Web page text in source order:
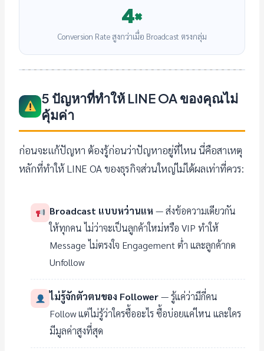
4×
Conversion Rate สูงกว่าเมื่อ Broadcast ตรงกลุ่ม
5 ปัญหาที่ทำให้ LINE OA ของคุณไม่
คุ้มค่า
ก่อนจะแก้ปัญหา ต้องรู้ก่อนว่าปัญหาอยู่ที่ไหน นี่คือสาเหตุ
หลักที่ทำให้ LINE OA ของธุรกิจส่วนใหญ่ไม่ได้ผลเท่าที่ควร:
Broadcast แบบหว่านแห — ส่งข้อความเดียวกัน
ให้ทุกคน ไม่ว่าจะเป็นลูกค้าใหม่หรือ VIP ทำให้
Message ไม่ตรงใจ Engagement ต่ำ และลูกค้ากด
Unfollow
ไม่รู้จักตัวตนของ Follower— รู้แค่ว่ามีกี่คน
Follow แต่ไม่รู้ว่าใครซื้ออะไร ซื้อบ่อยแค่ไหน และใคร
มีมูลค่าสูงที่สุด